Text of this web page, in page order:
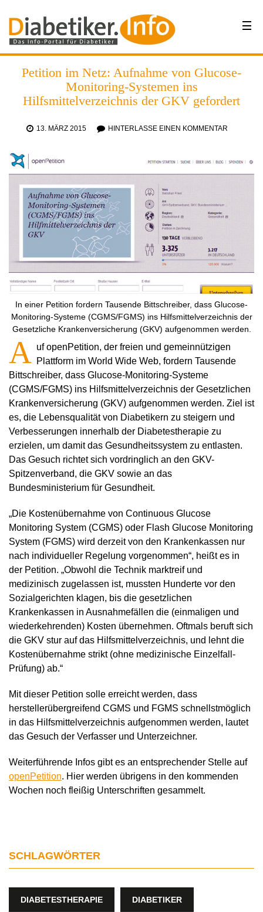
Petition im Netz: Aufnahme von Glucose-
Monitoring-Systemen ins
Hilfsmittelverzeichnis der GKV gefordert
13. MÄRZ 2015 HINTERLASSE EINEN KOMMENTAR
In einer Petition fordern Tausende Bittschreiber, dass Glucose-
Monitoring-Systeme (CGMS/FGMS) ins Hilfsmittelverzeichnis der
Gesetzliche Krankenversicherung (GKV) aufgenommen werden.
A uf openPetition, der freien und gemeinnützigen
Plattform im World Wide Web, fordern Tausende
Bittschreiber, dass Glucose-Monitoring-Systeme
(CGMS/FGMS) ins Hilfsmittelverzeichnis der Gesetzlichen
Krankenversicherung (GKV) aufgenommen werden. Ziel ist
es, die Lebensqualität von Diabetikern zu steigern und
Verbesserungen innerhalb der Diabetestherapie zu
erzielen, um damit das Gesundheitssystem zu entlasten.
Das Gesuch richtet sich vordringlich an den GKV-
Spitzenverband, die GKV sowie an das
Bundesministerium für Gesundheit.
„Die Kostenübernahme von Continuous Glucose
Monitoring System (CGMS) oder Flash Glucose Monitoring
System (FGMS) wird derzeit von den Krankenkassen nur
nach individueller Regelung vorgenommen“, heißt es in
der Petition. „Obwohl die Technik marktreif und
medizinisch zugelassen ist, mussten Hunderte vor den
Sozialgerichten klagen, bis die gesetzlichen
Krankenkassen in Ausnahmefällen die (einmaligen und
wiederkehrenden) Kosten übernehmen. Oftmals beruft sich
die GKV stur auf das Hilfsmittelverzeichnis, und lehnt die
Kostenübernahme strikt (ohne medizinische Einzelfall-
Prüfung) ab.“
Mit dieser Petition solle erreicht werden, dass
herstellerübergreifend CGMS und FGMS schnellstmöglich
in das Hilfsmittelverzeichnis aufgenommen werden, lautet
das Gesuch der Verfasser und Unterzeichner.
Weiterführende Infos gibt es an entsprechender Stelle auf
openPetition. Hier werden übrigens in den kommenden
Wochen noch fleißig Unterschriften gesammelt.
SCHLAGWÖRTER
DIABETESTHERAPIE DIABETIKER